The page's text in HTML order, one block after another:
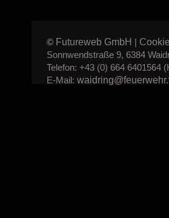
© Futureweb GmbH |
Sonnwendstraße 9, 6384
Telefon: +43 (0) 664 6401564
E-Mail: